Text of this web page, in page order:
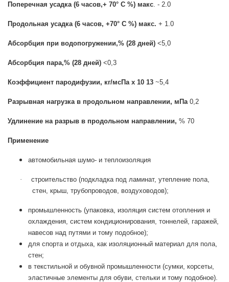
Поперечная усадка (6 часов,+ 70° С %) макс. - 2.0
Продольная усадка (6 часов, +70° С %) макс. + 1.0
Абсорбция при водопогружении,% (28 дней) <5,0
Абсорбция пара,% (28 дней) <0,3
Коэффициент пародифузии, кг/мсПа x 10 13 ~5,4
Разрывная нагрузка в продольном направлении, мПа 0,2
Удлинение на разрыв в продольном направлении, % 70
Применение
автомобильная шумо- и теплоизоляция
·
строительство (подкладка под ламинат, утепление пола,
стен, крыш, трубопроводов, воздуховодов);
промышленность (упаковка, изоляция систем отопления и
охлаждения, систем кондиционирования, тоннелей, гаражей,
навесов над путями и тому подобное);
для спорта и отдыха, как изоляционный материал для пола,
стен;
в текстильной и обувной промышленности (сумки, корсеты,
эластичные элементы для обуви, стельки и тому подобное).